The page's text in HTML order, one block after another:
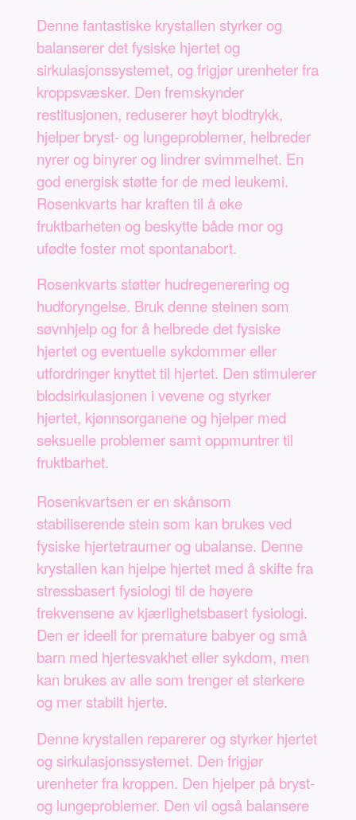
Denne fantastiske krystallen styrker og
balanserer det fysiske hjertet og
sirkulasjonssystemet, og frigjør urenheter fra
kroppsvæsker. Den fremskynder
restitusjonen, reduserer høyt blodtrykk,
hjelper bryst- og lungeproblemer, helbreder
nyrer og binyrer og lindrer svimmelhet. En
god energisk støtte for de med leukemi.
Rosenkvarts har kraften til å øke
fruktbarheten og beskytte både mor og
ufødte foster mot spontanabort.
Rosenkvarts støtter hudregenerering og
hudforyngelse. Bruk denne steinen som
søvnhjelp og for å helbrede det fysiske
hjertet og eventuelle sykdommer eller
utfordringer knyttet til hjertet. Den stimulerer
blodsirkulasjonen i vevene og styrker
hjertet, kjønnsorganene og hjelper med
seksuelle problemer samt oppmuntrer til
fruktbarhet.
Rosenkvartsen er en skånsom
stabiliserende stein som kan brukes ved
fysiske hjertetraumer og ubalanse. Denne
krystallen kan hjelpe hjertet med å skifte fra
stressbasert fysiologi til de høyere
frekvensene av kjærlighetsbasert fysiologi.
Den er ideell for premature babyer og små
barn med hjertesvakhet eller sykdom, men
kan brukes av alle som trenger et sterkere
og mer stabilt hjerte.
Denne krystallen reparerer og styrker hjertet
og sirkulasjonssystemet. Den frigjør
urenheter fra kroppen. Den hjelper på bryst-
og lungeproblemer. Den vil også balansere